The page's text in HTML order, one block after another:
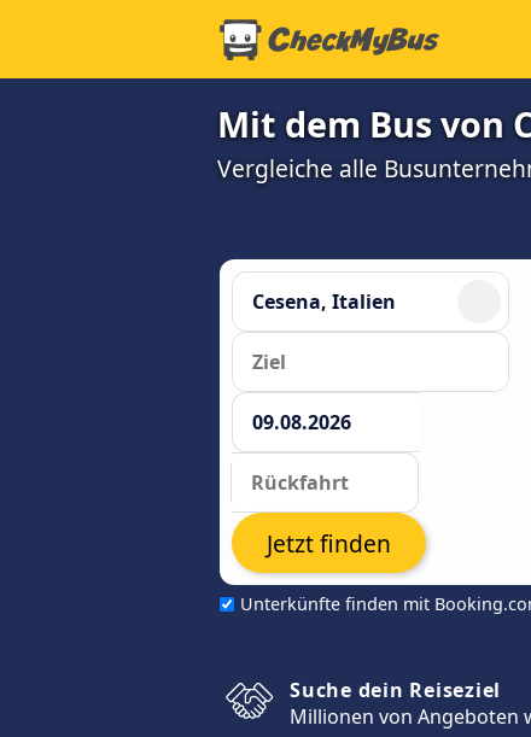
Mit dem Bus von
Vergleiche alle
Unterkünfte finden mit
Jetzt finden
Suche dein Reiseziel
Millionen von Angeboten